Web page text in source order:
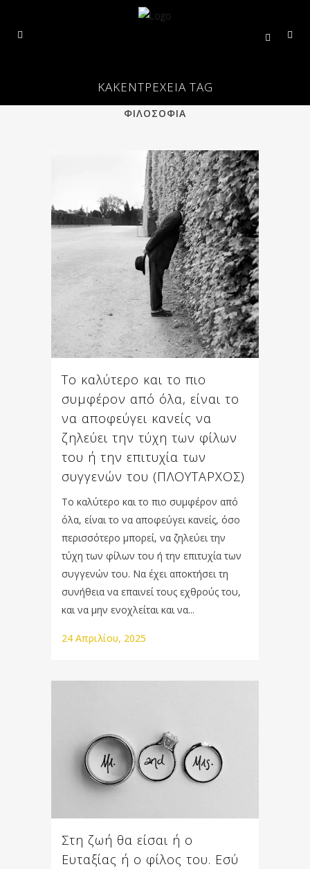
ΚΑΚΕΝΤΡΕΧΕΙΑ TAG
ΕΠΙΣΤΗΜΗ
ΠΟΙΗΣΗ
ΦΙΛΟΣΟΦΙΑ
Το καλύτερο και το πιο
συμφέρον από όλα, είναι το
να αποφεύγει κανείς να
ζηλεύει την τύχη των φίλων
του ή την επιτυχία των
συγγενών του (ΠΛΟΥΤΑΡΧΟΣ)
Το καλύτερο και το πιο συμφέρον από
όλα, είναι το να αποφεύγει κανείς, όσο
περισσότερο μπορεί, να ζηλεύει την
τύχη των φίλων του ή την επιτυχία των
συγγενών του. Να έχει αποκτήσει τη
συνήθεια να επαινεί τους εχθρούς του,
και να μην ενοχλείται και να...
24 Απριλίου, 2025
Στη ζωή θα είσαι ή ο
Ευταξίας ή ο φίλος του. Εσύ